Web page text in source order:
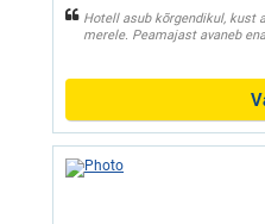
Hotell asub kõrgendikul, kust
merele. Peamajast avaneb